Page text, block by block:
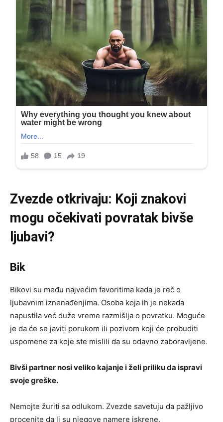
Zvezde otkrivaju: Koji znakovi
mogu očekivati povratak bivše
ljubavi?
Bik
Bikovi su među najvećim favoritima kada je reč o
ljubavnim iznenađenjima. Osoba koja ih je nekada
napustila već duže vreme razmišlja o povratku. Moguće
je da će se javiti porukom ili pozivom koji će probuditi
uspomene za koje ste mislili da su odavno zaboravljene.
Bivši partner nosi veliko kajanje i želi priliku da ispravi
svoje greške.
Nemojte žuriti sa odlukom. Zvezde savetuju da pažljivo
procenite da li su njegove namere iskrene.